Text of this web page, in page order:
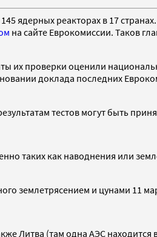
ядерных реакторах в 17
на сайте Еврокомиссии. Таков
их проверки оценили
доклада последних
тестов могут быть
таких как наводнения или
землетрясением и цунами 11
Литва (там одна АЭС